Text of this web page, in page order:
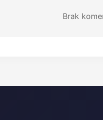
Brak